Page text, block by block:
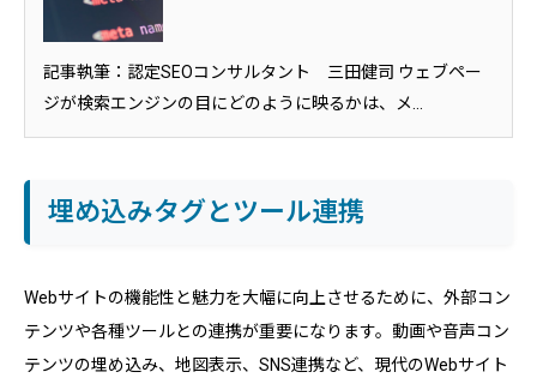
記事執筆：認定SEOコンサルタント 三田健司 ウェブペー
ジが検索エンジンの目にどのように映るかは、メ...
埋め込みタグとツール連携
Webサイトの機能性と魅力を大幅に向上させるために、外部コン
テンツや各種ツールとの連携が重要になります。動画や音声コン
テンツの埋め込み、地図表示、SNS連携など、現代のWebサイト